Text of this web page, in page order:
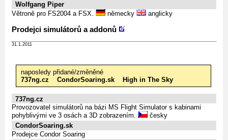
Wolfgang Piper
Větroně pro FS2004 a FSX.
německy anglicky
Prodejci simulátorů a addonů
31.1.2011
naposledy přidané/změněné
737ng.cz
CondorSoaring.sk High in The Sky
737ng.cz
Provozovatel simulátorů na bázi MS Flight Simulator s kabinami
pohyblivými ve 3 osách a 3D zobrazením.
česky
CondorSoaring.sk
Prodejce Condor Soaring